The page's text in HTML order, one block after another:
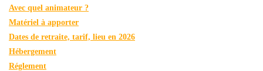
Avec quel animateur ?
Matériel à apporter
Dates de retraite, tarif, lieu en 2026
Hébergement
Réglement